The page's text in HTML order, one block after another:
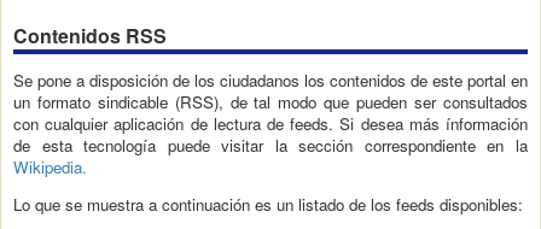
Contenidos RSS
Se pone a disposición de los ciudadanos los contenidos de este portal en
un formato sindicable (RSS), de tal modo que pueden ser consultados
con cualquier aplicación de lectura de feeds. Si desea más ínformación
de esta tecnología puede visitar la sección correspondiente en la
Wikipedia.
Lo que se muestra a continuación es un listado de los feeds disponibles: